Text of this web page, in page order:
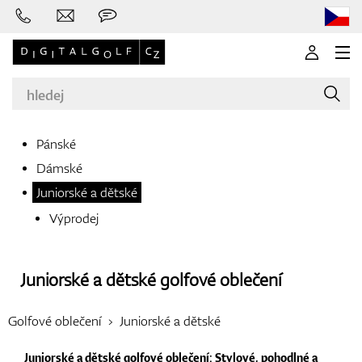
Oblečení
Pánské
Dámské
Juniorské a dětské
Výprodej
Juniorské a dětské golfové oblečení
Golfové oblečení Juniorské a dětské
Juniorské a dětské golfové oblečení: Stylové, pohodlné a